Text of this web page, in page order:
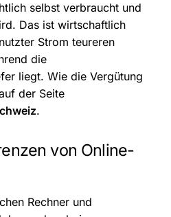
selbst verbraucht und
Das ist wirtschaftlich
Strom teureren
die
liegt. Wie die Vergütung
der Seite
.
von Online-
Rechner und